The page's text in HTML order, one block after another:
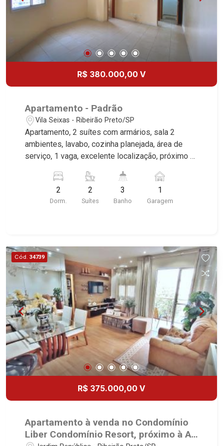
R$ 380.000,00 V
Apartamento - Padrão
Vila Seixas - Ribeirão Preto/SP
Apartamento, 2 suítes com armários, sala 2
ambientes, lavabo, cozinha planejada, área de
serviço, 1 vaga, excelente localização, próximo à
mercado imobiliário desde 2000. Especialistas
em Venda e Locação! Avenida João Fiúsa, 1051 -
Alto da Boa Vista | Ribeirão Preto.
2
Dorm.
2
Suítes
3
Banho
1
Garagem
Cód. 34739
R$ 375.000,00 V
Apartamento à venda no Condomínio
Liber Condomínio Resort, próximo à Av.